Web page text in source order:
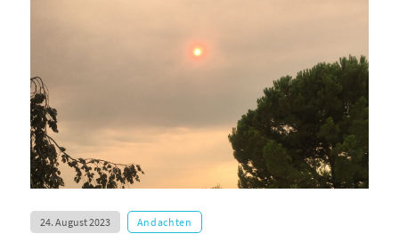
24. August 2023 Andachten